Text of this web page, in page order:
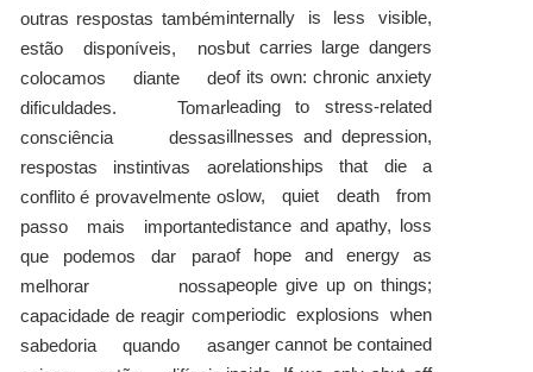
outras respostas também
estão disponíveis, nos
colocamos diante de
dificuldades. Tomar
consciência dessas
respostas instintivas ao
conflito é provavelmente o
passo mais importante
que podemos dar para
melhorar nossa
capacidade de reagir com
sabedoria quando as
internally is less visible,
but carries large dangers
of its own: chronic anxiety
leading to stress-related
illnesses and depression,
relationships that die a
slow, quiet death from
distance and apathy, loss
of hope and energy as
people give up on things;
periodic explosions when
anger cannot be contained